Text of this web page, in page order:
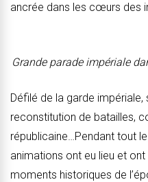
ancrée dans les cœurs des
Grande parade impériale
Défilé de la garde
reconstitution de batailles,
républicaine…Pendant tout
animations ont eu lieu et
moments historiques de